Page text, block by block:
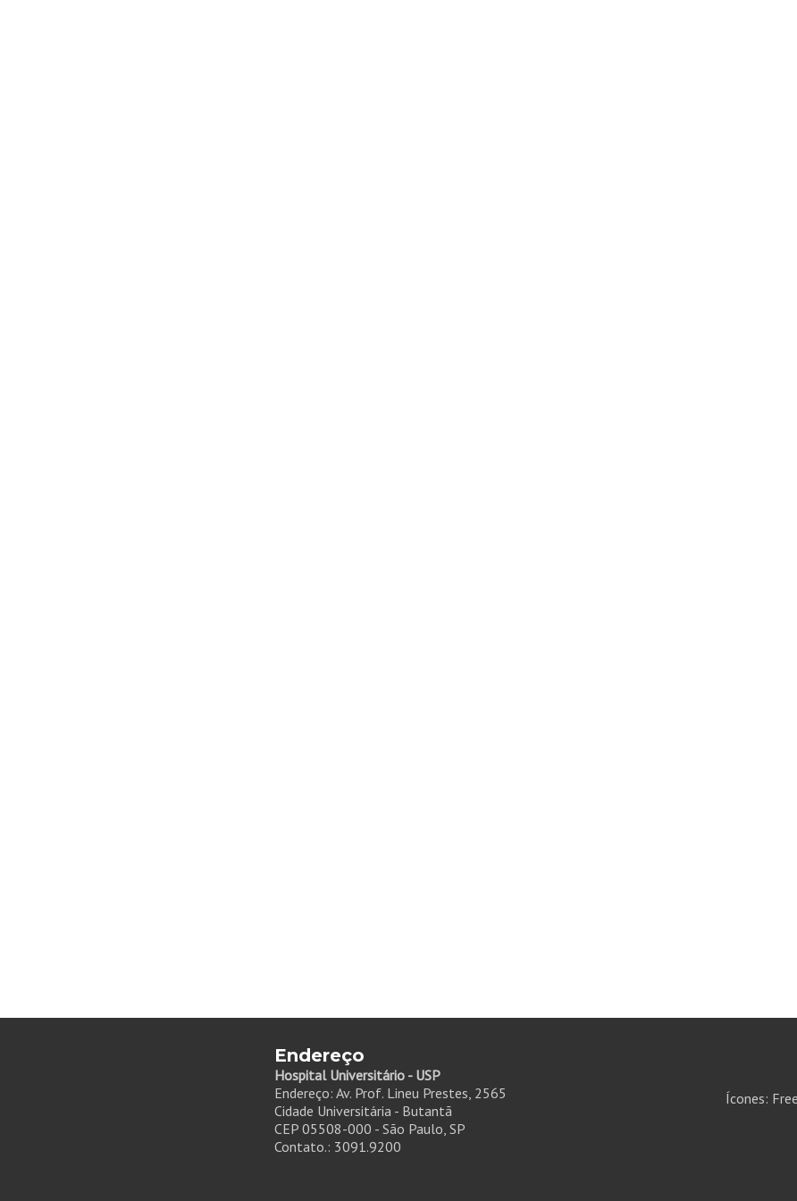
Endereço
Hospital Universitário - USP
Endereço: Av. Prof. Lineu Prestes, 2565
Cidade Universitária - Butantã
CEP 05508-000 - São Paulo, SP
Contato.: 3091.9200
Ícones: